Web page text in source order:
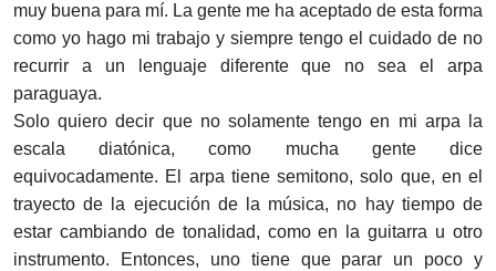
muy buena para mí. La gente me ha aceptado de esta forma
como yo hago mi trabajo y siempre tengo el cuidado de no
recurrir a un lenguaje diferente que no sea el arpa
paraguaya.
Solo quiero decir que no solamente tengo en mi arpa la
escala diatónica, como mucha gente dice
equivocadamente. El arpa tiene semitono, solo que, en el
trayecto de la ejecución de la música, no hay tiempo de
estar cambiando de tonalidad, como en la guitarra u otro
instrumento. Entonces, uno tiene que parar un poco y